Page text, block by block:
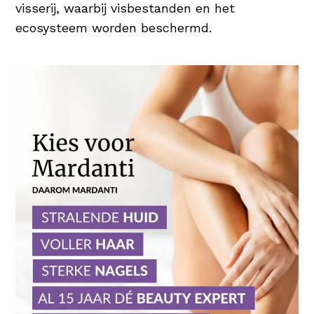
visserij, waarbij visbestanden en het
ecosysteem worden beschermd.